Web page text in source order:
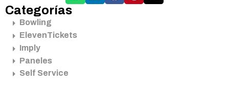
Categorías
Bowling
ElevenTickets
Imply
Paneles
Self Service